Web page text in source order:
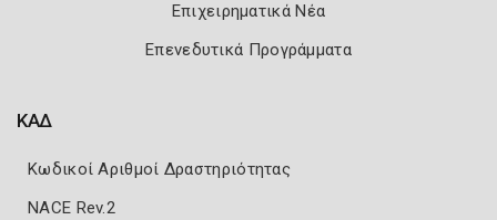
Επιχειρηματικά Νέα
Επενεδυτικά Προγράμματα
ΚΑΔ
Κωδικοί Αριθμοί Δραστηριότητας
NACE Rev.2